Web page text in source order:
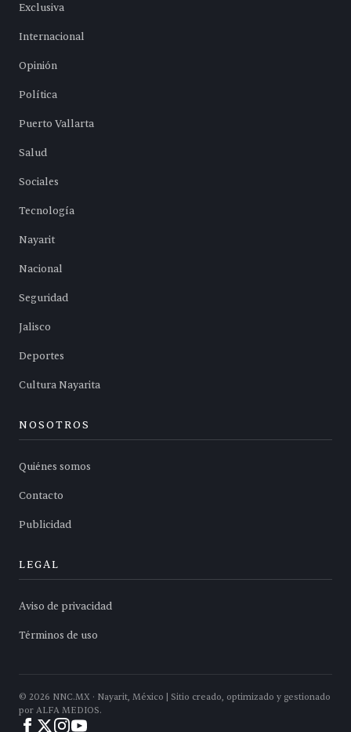
Exclusiva
Internacional
Opinión
Política
Puerto Vallarta
Salud
Sociales
Tecnología
Nayarit
Nacional
Seguridad
Jalisco
Deportes
Cultura Nayarita
NOSOTROS
Quiénes somos
Contacto
Publicidad
LEGAL
Aviso de privacidad
Términos de uso
© 2026 NNC.MX · Nayarit, México | Sitio creado, optimizado y gestionado
por ALFA MEDIOS.